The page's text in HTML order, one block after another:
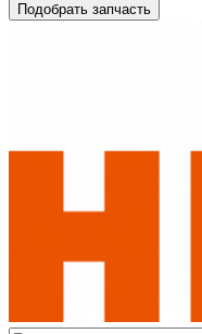
Подобрать запчасть